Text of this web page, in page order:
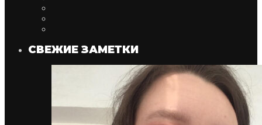
СВЕЖИЕ ЗАМЕТКИ